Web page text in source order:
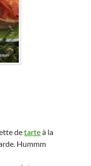
detarteà la
Hummm